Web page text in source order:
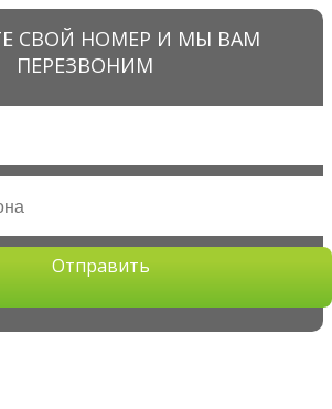
СВОЙ НОМЕР И МЫ ВАМ
ПЕРЕЗВОНИМ
Отправить